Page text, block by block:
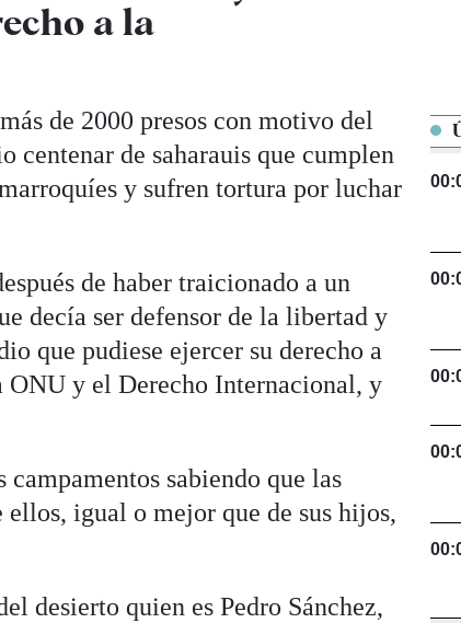
a la
de 2000 presos con motivo del
centenar de saharauis que cumplen
y sufren tortura por luchar
de haber traicionado a un
decía ser defensor de la libertad y
que pudiese ejercer su derecho a
y el Derecho Internacional, y
campamentos sabiendo que las
ellos, igual o mejor que de sus hijos,
desierto quien es Pedro Sánchez,